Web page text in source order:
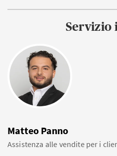
Servizio
Matteo Panno
Assistenza alle vendite per i